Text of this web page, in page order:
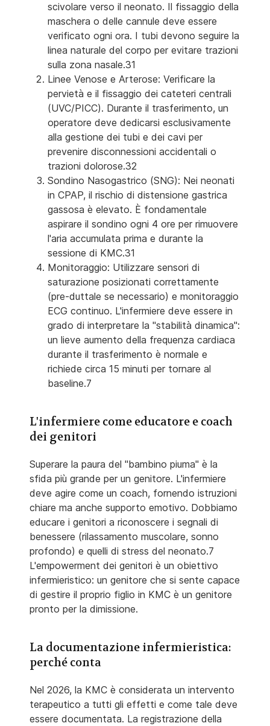
scivolare verso il neonato. Il fissaggio della
maschera o delle cannule deve essere
verificato ogni ora. I tubi devono seguire la
linea naturale del corpo per evitare trazioni
sulla zona nasale.31
Linee Venose e Arterose: Verificare la
pervietà e il fissaggio dei cateteri centrali
(UVC/PICC). Durante il trasferimento, un
operatore deve dedicarsi esclusivamente
alla gestione dei tubi e dei cavi per
prevenire disconnessioni accidentali o
trazioni dolorose.32
Sondino Nasogastrico (SNG): Nei neonati
in CPAP, il rischio di distensione gastrica
gassosa è elevato. È fondamentale
aspirare il sondino ogni 4 ore per rimuovere
l'aria accumulata prima e durante la
sessione di KMC.31
Monitoraggio: Utilizzare sensori di
saturazione posizionati correttamente
(pre-duttale se necessario) e monitoraggio
ECG continuo. L'infermiere deve essere in
grado di interpretare la "stabilità dinamica":
un lieve aumento della frequenza cardiaca
durante il trasferimento è normale e
richiede circa 15 minuti per tornare al
baseline.7
L'infermiere come educatore e coach
dei genitori
Superare la paura del "bambino piuma" è la
sfida più grande per un genitore. L'infermiere
deve agire come un coach, fornendo istruzioni
chiare ma anche supporto emotivo. Dobbiamo
educare i genitori a riconoscere i segnali di
benessere (rilassamento muscolare, sonno
profondo) e quelli di stress del neonato.7
L'empowerment dei genitori è un obiettivo
infermieristico: un genitore che si sente capace
di gestire il proprio figlio in KMC è un genitore
pronto per la dimissione.
La documentazione infermieristica:
perché conta
Nel 2026, la KMC è considerata un intervento
terapeutico a tutti gli effetti e come tale deve
essere documentata. La registrazione della